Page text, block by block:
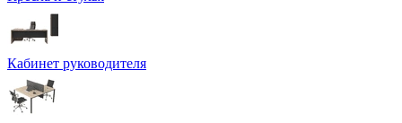
Кабинет руководителя